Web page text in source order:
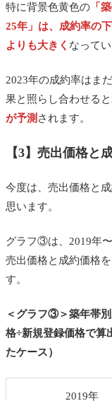
特に背景色黄色の 「
25年」は、成約率の
よりも大きく なって
2023年の成約率はま
果と照らし合わせると
が予測 されます。
【3】売出価格と
今度は、売出価格と
思います。
グラフ③は、2019年
売出価格と成約価格
す。
＜グラフ③＞築年帯
格÷新規登録価格で算
たケース）
2019年